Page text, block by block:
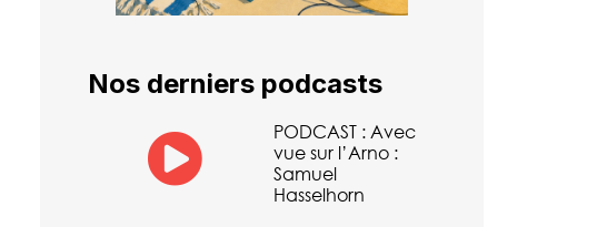
Nos derniers podcasts
PODCAST : Avec
vue sur l’Arno :
Samuel
Hasselhorn